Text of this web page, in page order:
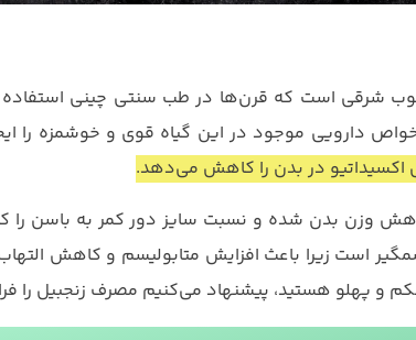
شرقی است که قرن‌ها در طب سنتی چینی
دارویی موجود در این گیاه قوی و خوشمزه را
اکسیداتیو در بدن را کاهش می‌دهد.
وزن بدن شده و نسبت سایز دور کمر به باسن را
است زیرا باعث افزایش متابولیسم و کاهش
و پهلو هستید، پیشنهاد می‌کنیم مصرف زنجبیل را